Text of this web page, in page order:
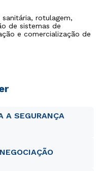
rotulagem,
de sistemas de
e comercialização de
A SEGURANÇA